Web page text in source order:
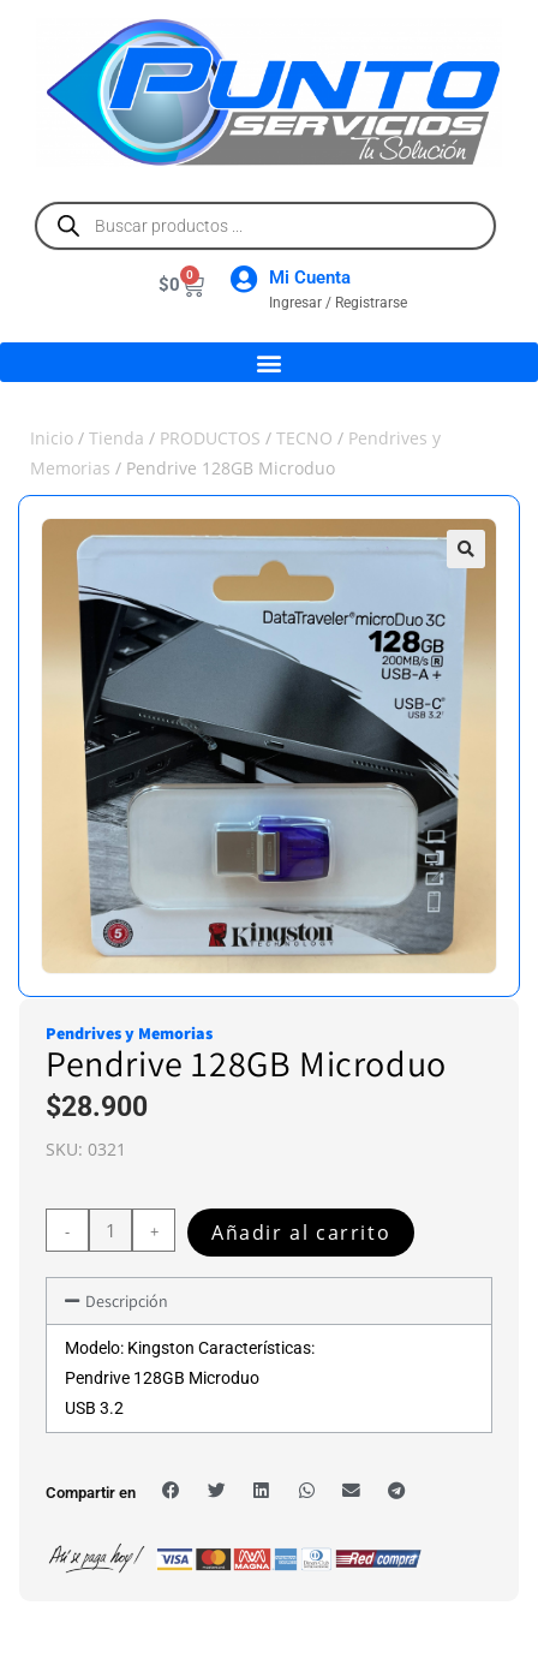
$0 0 Mi Cuenta
Ingresar / Registrarse
Inicio / Tienda / PRODUCTOS / TECNO / Pendrives y
Memorias / Pendrive 128GB Microduo
Pendrives y Memorias
Pendrive 128GB Microduo
$28.900
SKU: 0321
- + Añadir al carrito
Descripción
Modelo: Kingston Características:
Pendrive 128GB Microduo
USB 3.2
Compartir en